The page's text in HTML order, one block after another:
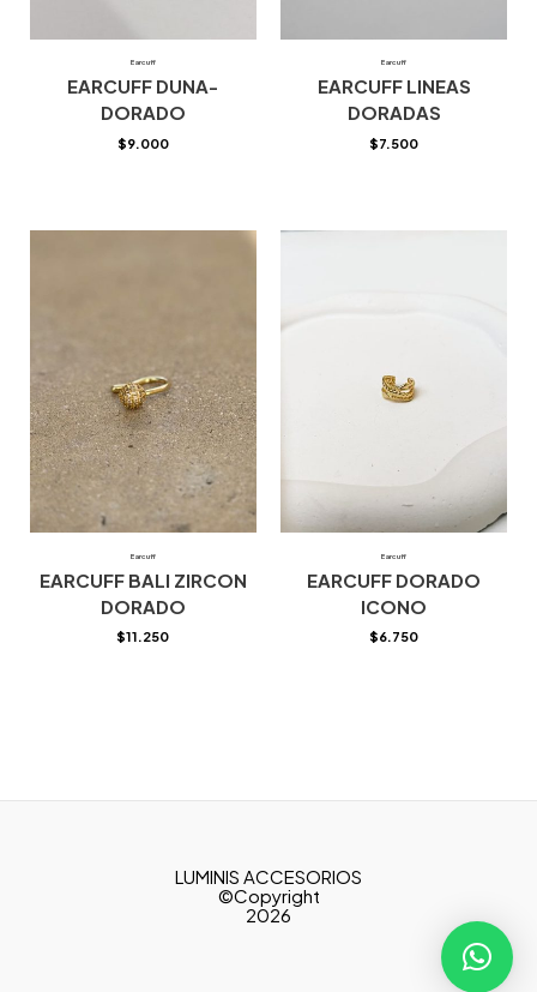
Earcuff
EARCUFF DUNA-
DORADO
$9.000
Earcuff
EARCUFF LINEAS
DORADAS
$7.500
Earcuff
EARCUFF BALI ZIRCON
DORADO
$11.250
Earcuff
EARCUFF DORADO
ICONO
$6.750
LUMINIS ACCESORIOS
©Copyright
2026